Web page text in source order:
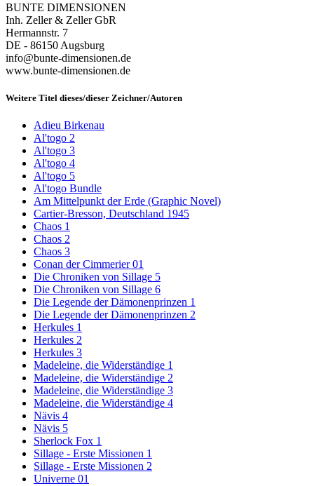
BUNTE DIMENSIONEN
Inh. Zeller & Zeller GbR
Hermannstr. 7
DE - 86150 Augsburg
info@bunte-dimensionen.de
www.bunte-dimensionen.de
Weitere Titel dieses/dieser Zeichner/Autoren
Adieu Birkenau
Al'togo 2
Al'togo 3
Al'togo 4
Al'togo 5
Al'togo Bundle
Am Mittelpunkt der Erde (Graphic Novel)
Cartier-Bresson, Deutschland 1945
Chaos 1
Chaos 2
Chaos 3
Conan der Cimmerier 01
Die Chroniken von Sillage 5
Die Chroniken von Sillage 6
Die Legende der Dämonenprinzen 1
Die Legende der Dämonenprinzen 2
Herkules 1
Herkules 2
Herkules 3
Madeleine, die Widerständige 1
Madeleine, die Widerständige 2
Madeleine, die Widerständige 3
Madeleine, die Widerständige 4
Nävis 4
Nävis 5
Sherlock Fox 1
Sillage - Erste Missionen 1
Sillage - Erste Missionen 2
Univerne 01